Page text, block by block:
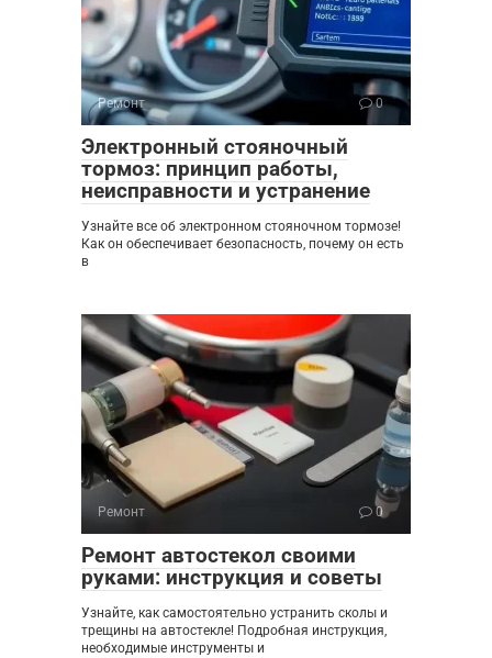
Ремонт 0
Электронный стояночный
тормоз: принцип работы,
неисправности и устранение
Узнайте все об электронном стояночном тормозе!
Как он обеспечивает безопасность, почему он есть
в
Ремонт 0
Ремонт автостекол своими
руками: инструкция и советы
Узнайте, как самостоятельно устранить сколы и
трещины на автостекле! Подробная инструкция,
необходимые инструменты и